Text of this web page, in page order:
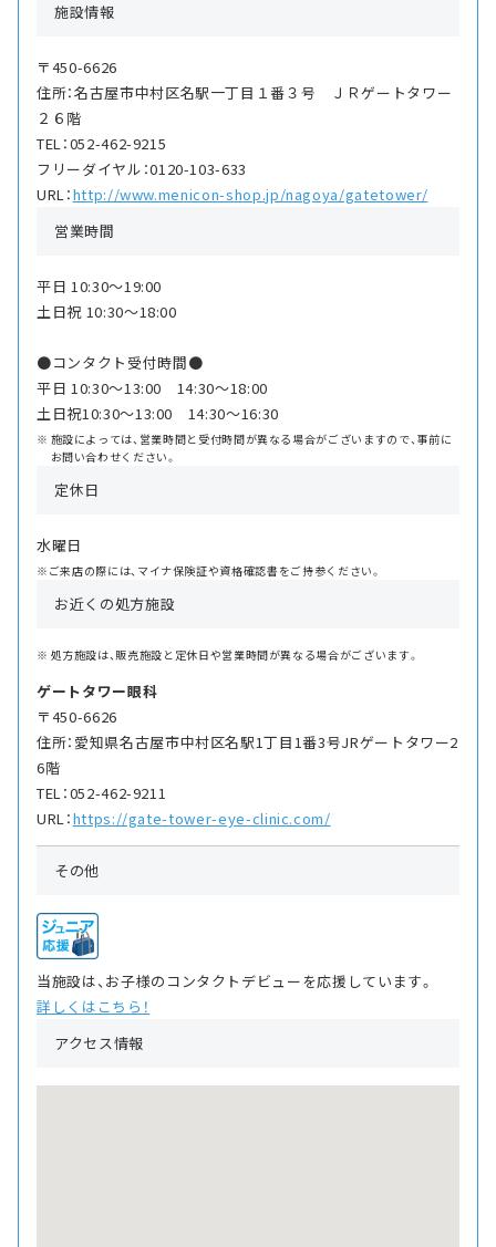
施設情報
〒450-6626
住所：名古屋市中村区名駅一丁目１番３号 ＪＲゲートタワー
２６階
TEL：052-462-9215
フリーダイヤル：0120-103-633
URL：http://www.menicon-shop.jp/nagoya/gatetower/
営業時間
平日 10:30〜19:00
土日祝 10:30〜18:00
●コンタクト受付時間●
平日 10:30〜13:00 14:30〜18:00
土日祝10:30〜13:00 14:30〜16:30
施設によっては、営業時間と受付時間が異なる場合がございますので、事前に
お問い合わせください。
定休日
水曜日
※ご来店の際には、マイナ保険証や資格確認書をご持参ください。
お近くの処方施設
処方施設は、販売施設と定休日や営業時間が異なる場合がございます。
ゲートタワー眼科
〒450-6626
住所：愛知県名古屋市中村区名駅1丁目1番3号JRゲートタワー2
6階
TEL：052-462-9211
URL：https://gate-tower-eye-clinic.com/
その他
当施設は、お子様のコンタクトデビューを応援しています。
詳しくはこちら！
アクセス情報